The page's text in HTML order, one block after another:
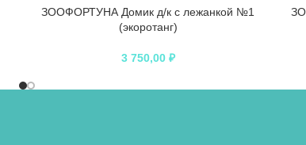
ЗООФОРТУНА Домик д/к с лежанкой №1
(экоротанг)
3 750,00 ₽